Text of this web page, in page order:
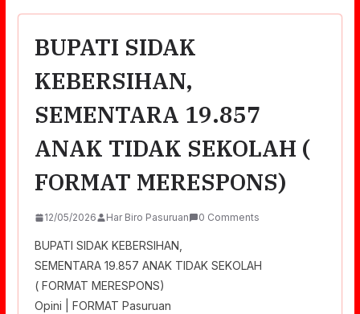
BUPATI SIDAK
KEBERSIHAN,
SEMENTARA 19.857
ANAK TIDAK SEKOLAH (
FORMAT MERESPONS)
12/05/2026 Har Biro Pasuruan 0 Comments
BUPATI SIDAK KEBERSIHAN,
SEMENTARA 19.857 ANAK TIDAK SEKOLAH
( FORMAT MERESPONS)
Opini | FORMAT Pasuruan